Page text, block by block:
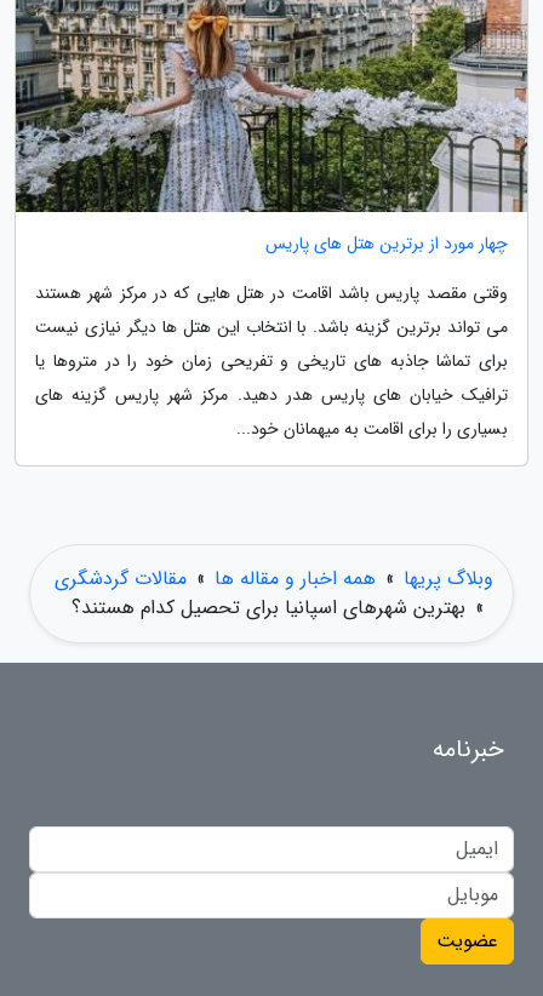
چهار مورد از برترین هتل های پاریس
وقتی مقصد پاریس باشد اقامت در هتل هایی که در مرکز شهر هستند
می تواند برترین گزینه باشد. با انتخاب این هتل ها دیگر نیازی نیست
برای تماشا جاذبه های تاریخی و تفریحی زمان خود را در متروها یا
ترافیک خیابان های پاریس هدر دهید. مرکز شهر پاریس گزینه های
بسیاری را برای اقامت به میهمانان خود...
وبلاگ پریها » همه اخبار و مقاله ها » مقالات گردشگری
» بهترین شهرهای اسپانیا برای تحصیل کدام هستند؟
خبرنامه
عضویت